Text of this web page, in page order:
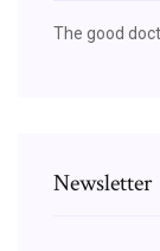
The good
Newsletter